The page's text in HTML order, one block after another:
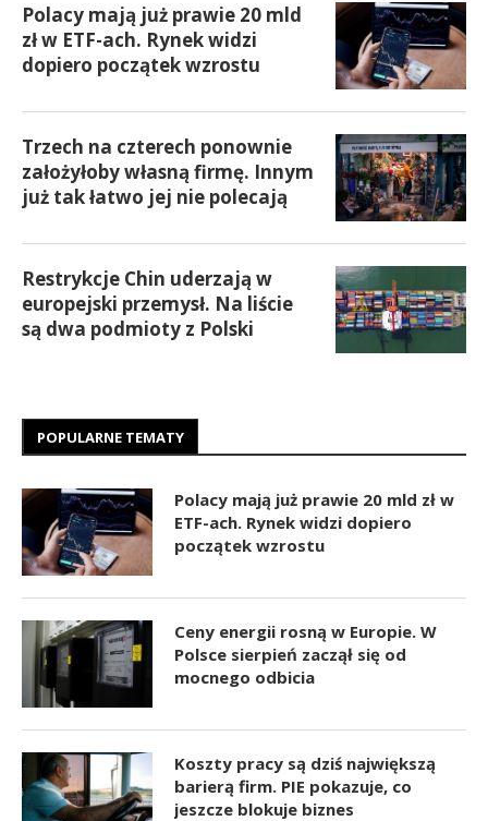
Polacy mają już prawie 20 mld
zł w ETF-ach. Rynek widzi
dopiero początek wzrostu
Trzech na czterech ponownie
założyłoby własną firmę. Innym
już tak łatwo jej nie polecają
Restrykcje Chin uderzają w
europejski przemysł. Na liście
są dwa podmioty z Polski
POPULARNE TEMATY
Polacy mają już prawie 20 mld zł w
ETF-ach. Rynek widzi dopiero
początek wzrostu
Ceny energii rosną w Europie. W
Polsce sierpień zaczął się od
mocnego odbicia
Koszty pracy są dziś największą
barierą firm. PIE pokazuje, co
jeszcze blokuje biznes